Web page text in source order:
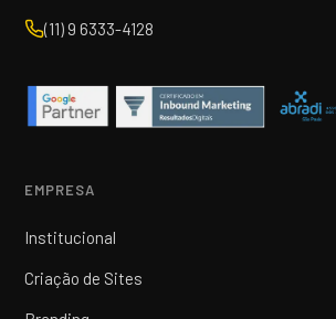
(11) 9 6333-4128
EMPRESA
Institucional
Criação de Sites